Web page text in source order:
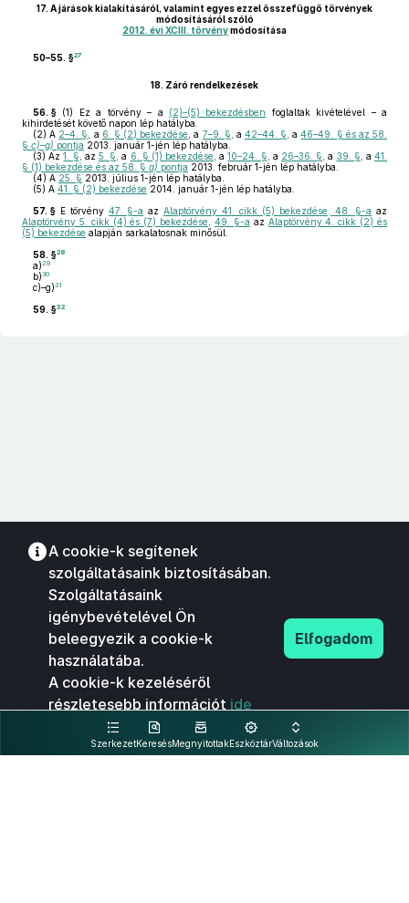
17. A járások kialakításáról, valamint egyes ezzel összefüggő törvények
módosításáról szóló
2012. évi XCIII. törvénymódosítása
50–55. §27
18. Záró rendelkezések
56. § (1) Ez a törvény – a (2)–(5) bekezdésben
foglaltak kivételével – a
kihirdetését követő napon lép hatályba.
(2) A 2–4. § , a 6. § (2) bekezdése , a 7–9. § , a42–44. § , a46–49. § és az 58.
§ c)–g) pontja 2013. január 1-jén lép hatályba.
(3) Az1. § , az 5. § , a 6. § (1) bekezdése , a10–24. § , a 26–36. § , a 39. § , a41.
§ (1) bekezdése és az 58. § a) pontja 2013. február 1-jén lép hatályba.
(4) A 25. § 2013. július 1-jén lép hatályba.
(5) A 41. § (2) bekezdése 2014. január 1-jén lép hatályba.
57. § E törvény 47. §-a az Alaptörvény 41. cikk (5) bekezdése, 48. §-a az
Alaptörvény 5. cikk (4) és (7) bekezdése ,49. §-a az Alaptörvény 4. cikk (2) és
(5) bekezdése alapján sarkalatosnak minősül.
58. §28
a)29
b)30
c)–g)31
59. §32
SzerkezetKeresésMegnyitottakEszköztárVáltozások
A cookie-k segítenek
szolgáltatásaink biztosításában.
Szolgáltatásaink
igénybevételével Ön
beleegyezik a cookie-k
használatába.
A cookie-k kezeléséről
részletesebb információt ide
kattintva olvashat.
Elfogadom